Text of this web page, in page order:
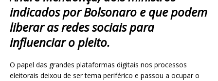
p
p
indicados por Bolsonaro e que podem
liberar as redes sociais para
influenciar o pleito.
O papel das grandes plataformas digitais nos processos
eleitorais deixou de ser tema periférico e passou a ocupar o